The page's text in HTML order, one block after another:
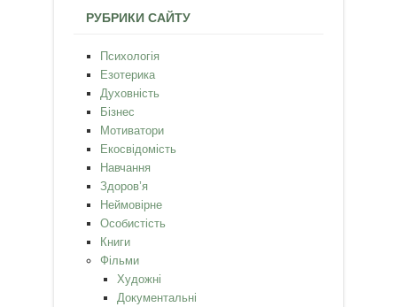
РУБРИКИ САЙТУ
Психологія
Езотерика
Духовність
Бізнес
Мотиватори
Екосвідомість
Навчання
Здоров’я
Неймовірне
Особистість
Книги
Фільми
Художні
Документальні